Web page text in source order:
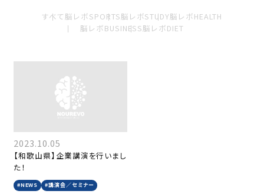
すべて脳レボSPORTS脳レボSTUDY脳レボHEALTH
脳レボBUSINESS脳レボDIET
2023.10.05
【和歌山県】企業講演を行いまし
た！
#NEWS #講演会／セミナー